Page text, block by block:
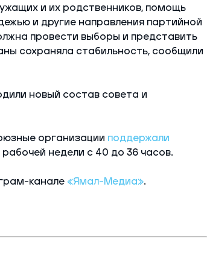
и их родственников, помощь
и другие направления партийной
провести выборы и представить
сохраняла стабильность, сообщили
новый состав совета и
организации поддержали
недели с 40 до 36 часов.
канале «Ямал-Медиа».